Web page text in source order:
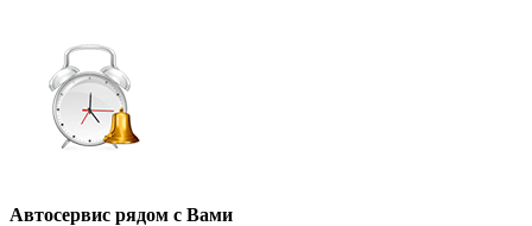
Автосервис рядом с Вами